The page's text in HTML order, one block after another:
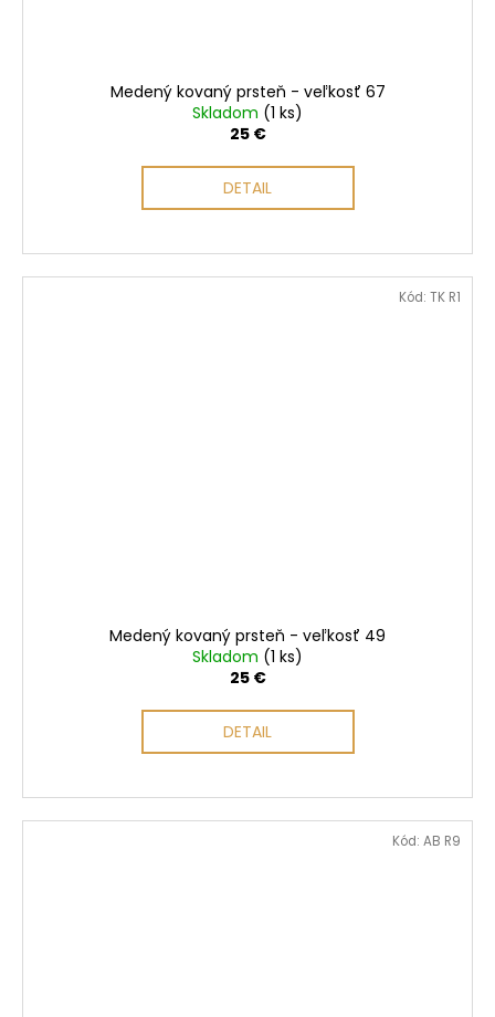
Medený kovaný prsteň - veľkosť 67
Skladom (1 ks)
25 €
DETAIL
Medený kovaný prsteň - veľkosť 49
Skladom (1 ks)
25 €
DETAIL
Kód: TK R1
Kód: AB R9